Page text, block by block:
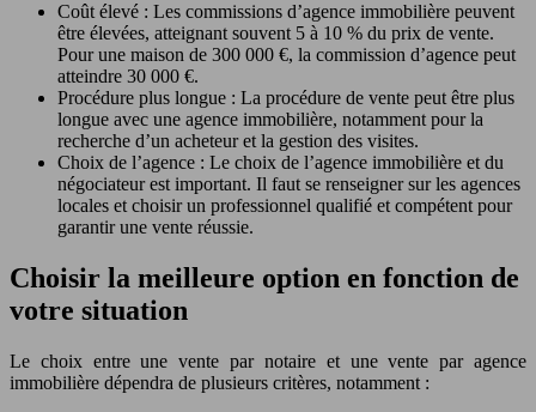
Coût élevé : Les commissions d’agence immobilière peuvent
être élevées, atteignant souvent 5 à 10 % du prix de vente.
Pour une maison de 300 000 €, la commission d’agence peut
atteindre 30 000 €.
Procédure plus longue : La procédure de vente peut être plus
longue avec une agence immobilière, notamment pour la
recherche d’un acheteur et la gestion des visites.
Choix de l’agence : Le choix de l’agence immobilière et du
négociateur est important. Il faut se renseigner sur les agences
locales et choisir un professionnel qualifié et compétent pour
garantir une vente réussie.
Choisir la meilleure option en fonction de
votre situation
Le choix entre une vente par notaire et une vente par agence
immobilière dépendra de plusieurs critères, notamment :